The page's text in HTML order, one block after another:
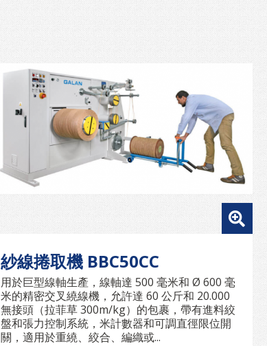
紗線捲取機 BBC50CC
用於巨型線軸生產，線軸達 500 毫米和 Ø 600 毫
米的精密交叉繞線機，允許達 60 公斤和 20.000
無接頭（拉菲草 300m/kg）的包裹，帶有進料絞
盤和張力控制系統，米計數器和可調直徑限位開
關，適用於重繞、絞合、編織或...